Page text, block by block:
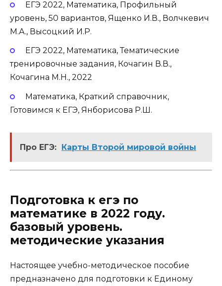
ЕГЭ 2022, Математика, Профильный
уровень, 50 вариантов, Ященко И.В., Волчкевич
М.А., Высоцкий И.Р.
ЕГЭ 2022, Математика, Тематические
тренировочные задания, Кочагин В.В.,
Кочагина М.Н., 2022
Математика, Краткий справочник,
Готовимся к ЕГЭ, Янборисова Р.Ш.
Про ЕГЭ: Карты Второй мировой войны
Подготовка к егэ по
математике в 2022 году.
базовый уровень.
методические указания
Настоящее учебно-методическое пособие
предназначено для подготовки к Единому